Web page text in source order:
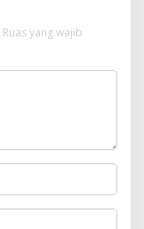
Ruas yang wajib